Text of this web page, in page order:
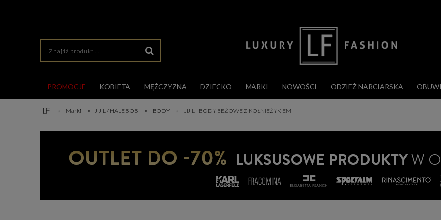
PROMOCJE KOBIETA MĘŻCZYZNA DZIECKO MARKI NOWOŚCI ODZIEŻ NARCIARSKA
» Marki » JIJIL / HALE BOB » BODY » JIJIL - BODY BEŻOWE Z KOŁNIEŻYKIEM